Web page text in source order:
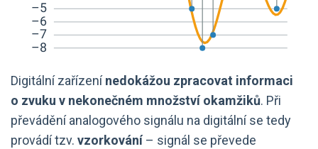
Digitální zařízenínedokážou zpracovat informaci
o zvuku v nekonečném množství okamžiků. Při
převádění analogového signálu na digitální se tedy
provádí tzv. vzorkování– signál se převede